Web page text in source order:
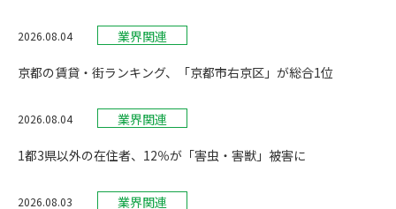
2026.08.04 業界関連
京都の賃貸・街ランキング、「京都市右京区」が総合1位
2026.08.04 業界関連
1都3県以外の在住者、12％が「害虫・害獣」被害に
2026.08.03 業界関連